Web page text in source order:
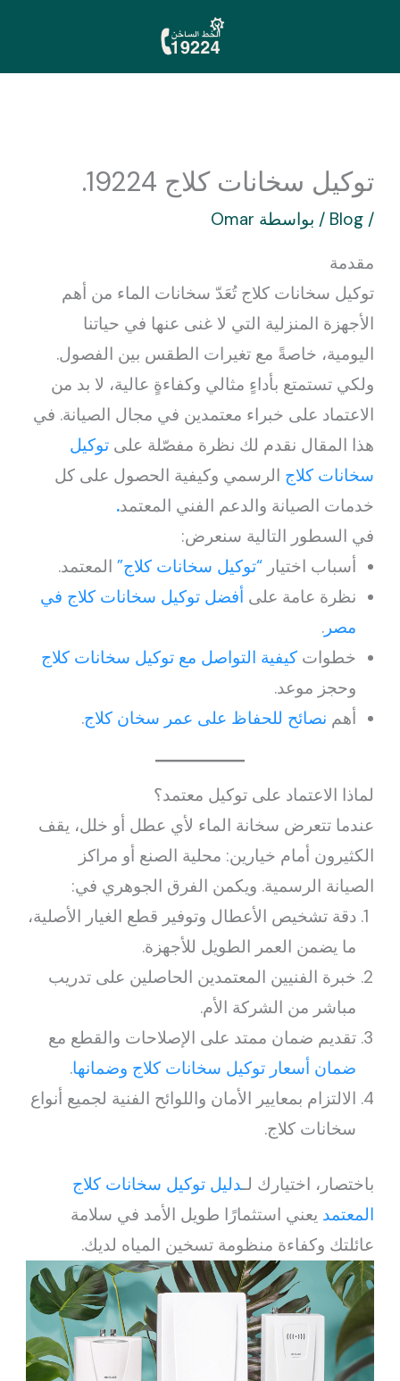
المحتوى
توكيل سخانات كلاج 19224.
/
Blog / بواسطة Omar
مقدمة
توكيل سخانات كلاج تُعَدّ سخانات الماء من أهم
الأجهزة المنزلية التي لا غنى عنها في حياتنا
اليومية، خاصةً مع تغيرات الطقس بين الفصول.
ولكي تستمتع بأداءٍ مثالي وكفاءةٍ عالية، لا بد من
الاعتماد على خبراء معتمدين في مجال الصيانة. في
هذا المقال نقدم لك نظرة مفصّلة علىتوكيل
سخانات كلاج الرسمي وكيفية الحصول على كل
خدمات الصيانة والدعم الفني المعتمد.
في السطور التالية سنعرض:
أسباب اختيار“توكيل سخانات كلاج” المعتمد.
نظرة عامة على أفضل توكيل سخانات كلاج في
مصر.
خطواتكيفية التواصل مع توكيل سخانات كلاج
وحجز موعد.
أهم نصائح للحفاظ على عمر سخان كلاج.
لماذا الاعتماد على توكيل معتمد؟
عندما تتعرض سخانة الماء لأي عطل أو خلل، يقف
الكثيرون أمام خيارين: محلية الصنع أو مراكز
الصيانة الرسمية. ويكمن الفرق الجوهري في:
دقة تشخيص الأعطال وتوفير قطع الغيار الأصلية،
ما يضمن العمر الطويل للأجهزة.
خبرة الفنيين المعتمدين الحاصلين على تدريب
مباشر من الشركة الأم.
تقديم ضمان ممتد على الإصلاحات والقطع مع
ضمان أسعار توكيل سخانات كلاج وضمانها.
الالتزام بمعايير الأمان واللوائح الفنية لجميع أنواع
سخانات كلاج.
باختصار، اختيارك لـدليل توكيل سخانات كلاج
المعتمد يعني استثمارًا طويل الأمد في سلامة
عائلتك وكفاءة منظومة تسخين المياه لديك.